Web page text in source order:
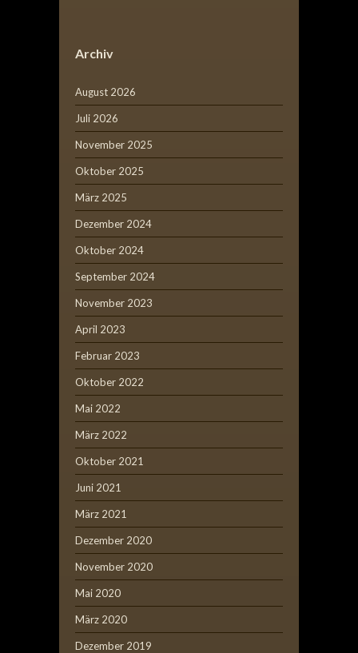
Archiv
August 2026
Juli 2026
November 2025
Oktober 2025
März 2025
Dezember 2024
Oktober 2024
September 2024
November 2023
April 2023
Februar 2023
Oktober 2022
Mai 2022
März 2022
Oktober 2021
Juni 2021
März 2021
Dezember 2020
November 2020
Mai 2020
März 2020
Dezember 2019